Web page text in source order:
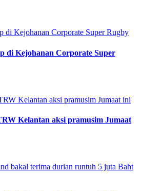
di Kejohanan Corporate Super
Kelantan aksi pramusim Jumaat